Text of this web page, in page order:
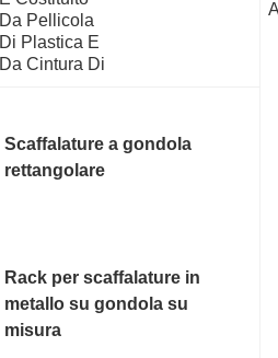
Da Pellicola
Di Plastica E
Scaffalature a gondola
rettangolare
Rack per scaffalature in
metallo su gondola su
misura